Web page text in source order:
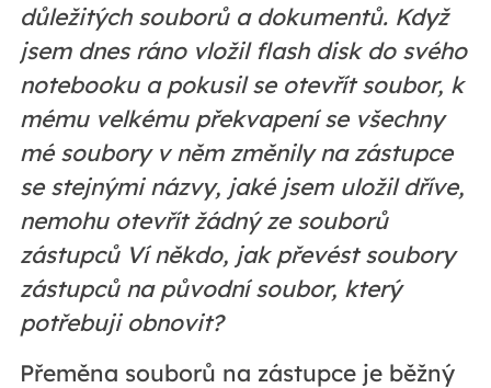
důležitých souborů a dokumentů. Když
jsem dnes ráno vložil flash disk do svého
notebooku a pokusil se otevřít soubor, k
mému velkému překvapení se všechny
mé soubory v něm změnily na zástupce
se stejnými názvy, jaké jsem uložil dříve,
nemohu otevřít žádný ze souborů
zástupců Ví někdo, jak převést soubory
zástupců na původní soubor, který
potřebuji obnovit?
Přeměna souborů na zástupce je běžný